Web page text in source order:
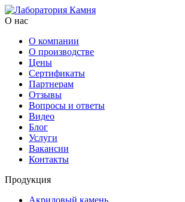
О нас
О компании
О производстве
Цены
Cертификаты
Партнерам
Отзывы
Вопросы и ответы
Видео
Блог
Услуги
Вакансии
Контакты
Продукция
Акриловый камень